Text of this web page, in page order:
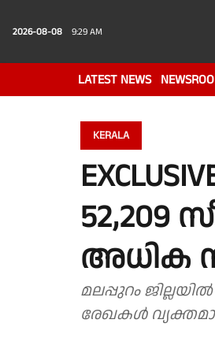
2026-08-08 9:29 AM
LATEST NEWS
KERALA
52,209
അധിക
മലപ്പുറം
രേഖകൾ